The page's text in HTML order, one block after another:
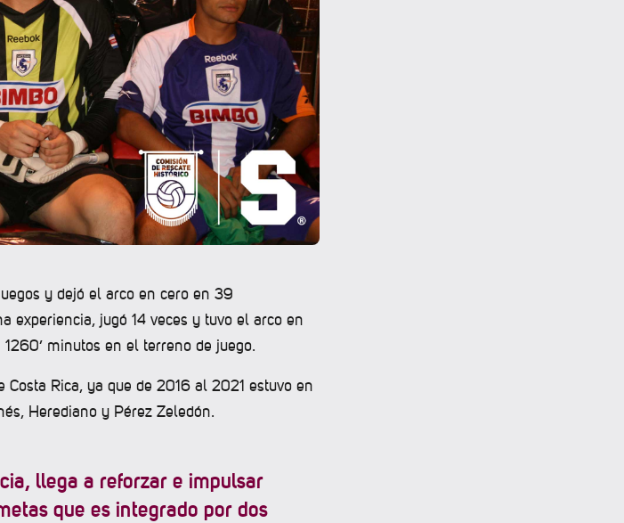
y dejó el arco en cero en 39
experiencia, jugó 14 veces y tuvo el arco en
minutos en el terreno de juego.
Rica, ya que de 2016 al 2021 estuvo en
Herediano y Pérez Zeledón.
llega a reforzar e impulsar
que es integrado por dos